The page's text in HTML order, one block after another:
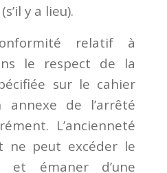
y a lieu).
relatif à
le respect de la
sur le cahier
annexe de l’arrêté
L’ancienneté
ne peut excéder le
et émaner d’une